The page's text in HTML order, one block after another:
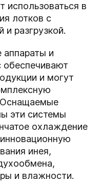
использоваться в
лотков с
и разгрузкой.
и
обеспечивают
и могут
Оснащаемые
эти системы
охлаждение
инея,
и влажности.